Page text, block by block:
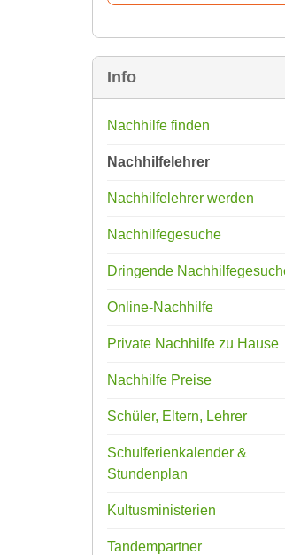
Info
Nachhilfe finden
Nachhilfelehrer
Nachhilfelehrer werden
Nachhilfegesuche
Dringende
Online-Nachhilfe
Private Nachhilfe zu Hause
Nachhilfe Preise
Schüler, Eltern, Lehrer
Schulferienkalender &
Stundenplan
Kultusministerien
Tandempartner